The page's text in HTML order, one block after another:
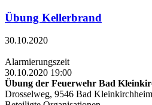
Übung Kellerbrand
30.10.2020
Alarmierungszeit
30.10.2020 19:00
Übung der Feuerwehr Bad
Drosselweg, 9546 Bad Kleinkirchheim